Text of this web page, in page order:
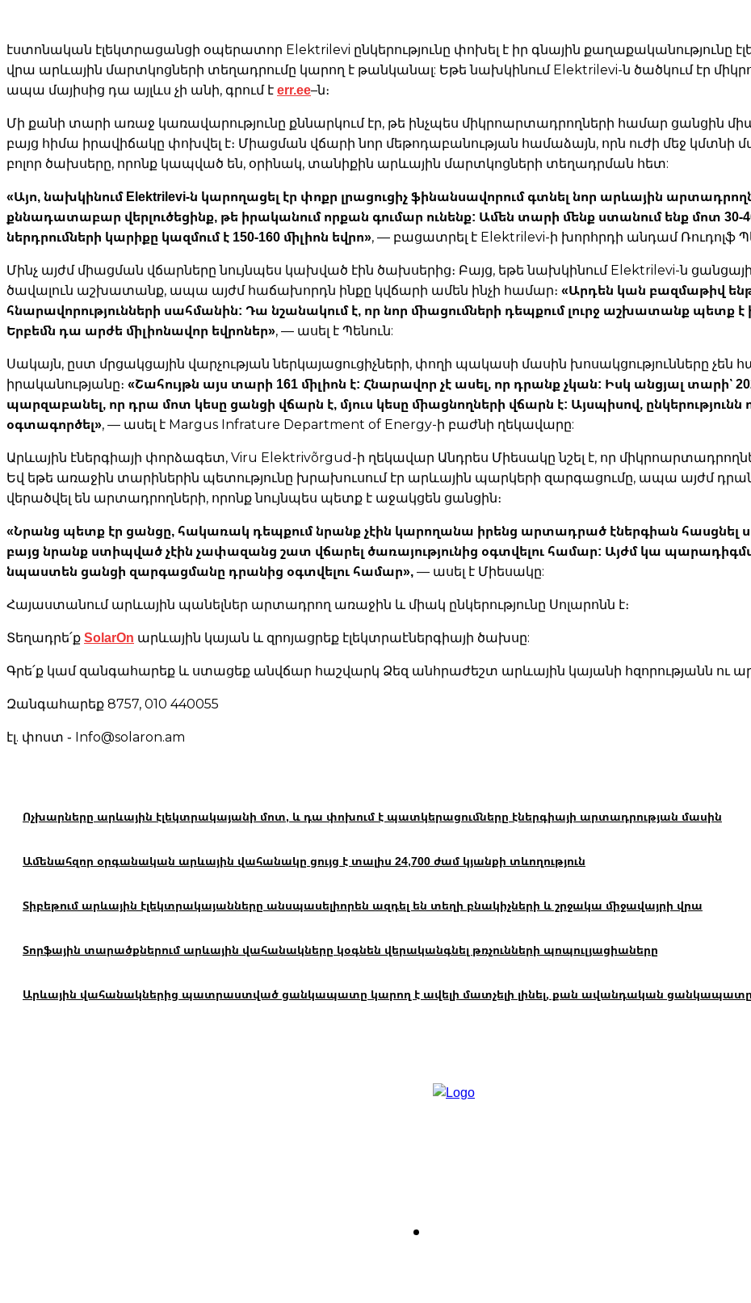
էստոնական էլեկտրացանցի օպերատոր Elektrilevi ընկերությունը փոխել է իր գնային
վրա արևային մարտկոցների տեղադրումը կարող է թանկանալ: Եթե ​​նախկինում Elektrilevi-ն ծածկում էր
ապա մայիսից դա այլևս չի անի, գրում է err.ee–ն։
Մի քանի տարի առաջ կառավարությունը քննարկում էր, թե ինչպես միկրոարտադրողների համար ցանցին
բայց հիմա իրավիճակը փոխվել է։ Միացման վճարի նոր մեթոդաբանության համաձայն, որն ուժի մեջ կմտնի
բոլոր ծախսերը, որոնք կապված են, օրինակ, տանիքին արևային մարտկոցների տեղադրման հետ:
«Այո, նախկինում Elektrilevi-ն կարողացել էր փոքր լրացուցիչ ֆինանսավորում գտնել նոր արևային
քննադատաբար վերլուծեցինք, թե իրականում որքան գումար ունենք: Ամեն տարի մենք ստանում ենք մոտ 30-
ներդրումների կարիքը կազմում է 150-160 միլիոն եվրո», — բացատրել է Elektrilevi-ի խորհրդի անդամ Ռուդոլֆ
Մինչ այժմ միացման վճարները նույնպես կախված էին ծախսերից։ Բայց, եթե նախկինում Elektrilevi-ն
ծավալուն աշխատանք, ապա այժմ հաճախորդն ինքը կվճարի ամեն ինչի համար։ «Արդեն կան բազմաթիվ
հնարավորությունների սահմանին: Դա նշանակում է, որ նոր միացումների դեպքում լուրջ աշխատանք պետք
Երբեմն դա արժե միլիոնավոր եվրոներ», — ասել է Պենուն:
Սակայն, ըստ մրցակցային վարչության ներկայացուցիչների, փողի պակասի մասին խոսակցությունները
իրականությանը։ «Շահույթն այս տարի 161 միլիոն է: Հնարավոր չէ ասել, որ դրանք չկան: Իսկ անցյալ տարի՝
պարզաբանել, որ դրա մոտ կեսը ցանցի վճարն է, մյուս կեսը միացնողների վճարն է: Այսպիսով, ընկերությունն
օգտագործել», — ասել է Margus Infrature Department of Energy-ի բաժնի ղեկավարը:
Արևային էներգիայի փորձագետ, Viru Elektrivõrgud-ի ղեկավար Անդրես Միեսակը նշել է, որ
Եվ եթե առաջին տարիներին պետությունը խրախուսում էր արևային պարկերի զարգացումը, ապա այժմ
վերածվել են արտադրողների, որոնք նույնպես պետք է աջակցեն ցանցին։
«Նրանց պետք էր ցանցը, հակառակ դեպքում նրանք չէին կարողանա իրենց արտադրած էներգիան հասցնել
բայց նրանք ստիպված չէին չափազանց շատ վճարել ծառայությունից օգտվելու համար: Այժմ կա
նպաստեն ցանցի զարգացմանը դրանից օգտվելու համար», — ասել է Միեսակը:
Հայաստանում արևային պանելներ արտադրող առաջին և միակ ընկերությունը Սոլարոնն է։
Տեղադրե՛ք SolarOn արևային կայան և զրոյացրեք էլեկտրաէներգիայի ծախսը:
Գրե՛ք կամ զանգահարեք և ստացեք անվճար հաշվարկ Ձեզ անհրաժեշտ արևային կայանի հզորությանն ու
Զանգահարեք 8757, 010 440055
էլ. փոստ ֊ Info@solaron.am
Ոչխարները արևային էլեկտրակայանի մոտ, և դա փոխում է պատկերացումները էներգիայի արտադրության մասին
Ամենահզոր օրգանական արևային վահանակը ցույց է տալիս 24,700 ժամ կյանքի տևողություն
Տիբեթում արևային էլեկտրակայանները անսպասելիորեն ազդել են տեղի բնակիչների և շրջակա միջավայրի վրա
Տորֆային տարածքներում արևային վահանակները կօգնեն վերականգնել թռչունների պոպուլյացիաները
Արևային վահանակներից պատրաստված ցանկապատը կարող է ավելի մատչելի լինել, քան ավանդական ցանկապատը.